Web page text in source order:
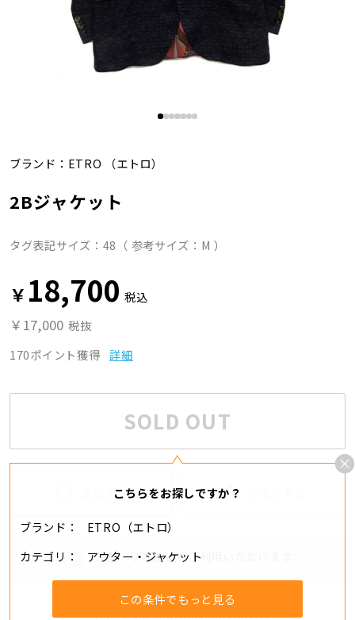
ブランド： ETRO （エトロ）
2Bジャケット
タグ表記サイズ：48（ 参考サイズ：M ）
￥ 18,700 税込
￥17,000 税抜
170ポイント獲得 詳細
SOLD OUT
こちらをお探しですか？
ブランド
ETRO（エトロ）
カテゴリ
アウター・ジャケット
この条件でもっと見る
追加する
分割・リボ払いもご利用いただけます